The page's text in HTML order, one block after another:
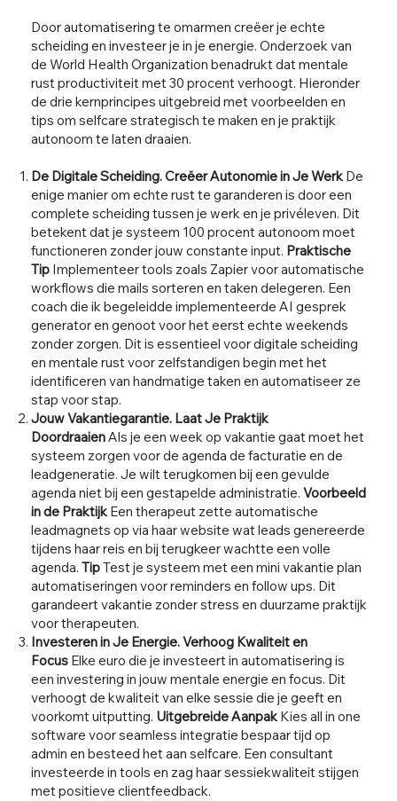
Door automatisering te omarmen creëer je echte
scheiding en investeer je in je energie. Onderzoek van
de World Health Organization benadrukt dat mentale
rust productiviteit met 30 procent verhoogt. Hieronder
de drie kernprincipes uitgebreid met voorbeelden en
tips om selfcare strategisch te maken en je praktijk
autonoom te laten draaien.
De Digitale Scheiding. Creëer Autonomie in Je WerkDe
enige manier om echte rust te garanderen is door een
complete scheiding tussen je werk en je privéleven. Dit
betekent dat je systeem 100 procent autonoom moet
functioneren zonder jouw constante input. Praktische
Tip Implementeer tools zoals Zapier voor automatische
workflows die mails sorteren en taken delegeren. Een
coach die ik begeleidde implementeerde AI gesprek
generator en genoot voor het eerst echte weekends
zonder zorgen. Dit is essentieel voor digitale scheiding
en mentale rust voor zelfstandigen begin met het
identificeren van handmatige taken en automatiseer ze
stap voor stap.
Jouw Vakantiegarantie. Laat Je Praktijk
DoordraaienAls je een week op vakantie gaat moet het
systeem zorgen voor de agenda de facturatie en de
leadgeneratie. Je wilt terugkomen bij een gevulde
agenda niet bij een gestapelde administratie.Voorbeeld
in de PraktijkEen therapeut zette automatische
leadmagnets op via haar website wat leads genereerde
tijdens haar reis en bij terugkeer wachtte een volle
agenda.TipTest je systeem met een mini vakantie plan
automatiseringen voor reminders en follow ups. Dit
garandeert vakantie zonder stress en duurzame praktijk
voor therapeuten.
Investeren in Je Energie. Verhoog Kwaliteit en
Focus Elke euro die je investeert in automatisering is
een investering in jouw mentale energie en focus. Dit
verhoogt de kwaliteit van elke sessie die je geeft en
voorkomt uitputting. Uitgebreide AanpakKies all in one
software voor seamless integratie bespaar tijd op
admin en besteed het aan selfcare. Een consultant
investeerde in tools en zag haar sessiekwaliteit stijgen
met positieve clientfeedback.